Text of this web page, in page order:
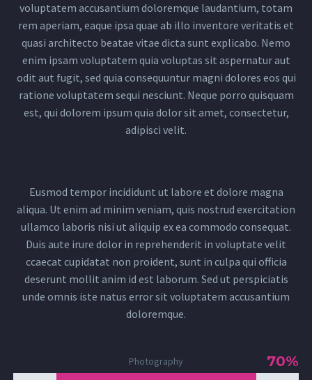
voluptatem accusantium doloremque laudantium, totam
rem aperiam, eaque ipsa quae ab illo inventore veritatis et
quasi architecto beatae vitae dicta sunt explicabo. Nemo
enim ipsam voluptatem quia voluptas sit aspernatur aut
odit aut fugit, sed quia consequuntur magni dolores eos qui
ratione voluptatem sequi nesciunt. Neque porro quisquam
est, qui dolorem ipsum quia dolor sit amet, consectetur,
adipisci velit.
Eusmod tempor incididunt ut labore et dolore magna
aliqua. Ut enim ad minim veniam, quis nostrud exercitation
ullamco laboris nisi ut aliquip ex ea commodo consequat.
Duis aute irure dolor in reprehenderit in voluptate velit
ccaecat cupidatat non proident, sunt in culpa qui officia
deserunt mollit anim id est laborum. Sed ut perspiciatis
unde omnis iste natus error sit voluptatem accusantium
doloremque.
Photography 70%